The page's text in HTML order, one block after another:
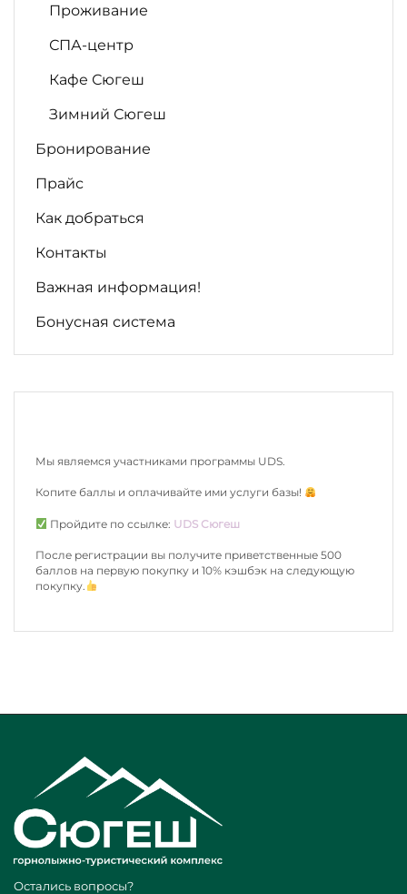
Проживание
СПА-центр
Кафе Сюгеш
Зимний Сюгеш
Бронирование
Прайс
Как добраться
Контакты
Важная информация!
Бонусная система
Мы являемся участниками программы UDS.
Копите баллы и оплачивайте ими услуги базы!
Пройдите по ссылке: UDS Сюгеш
После регистрации вы получите приветственные 500
баллов на первую покупку и 10% кэшбэк на следующую
покупку.
Остались вопросы?